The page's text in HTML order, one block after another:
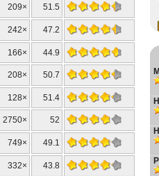
209× 51.5
242× 47.2
166× 44.9
208× 50.7
128× 51.4
2750× 52
749× 49.1
332× 43.8